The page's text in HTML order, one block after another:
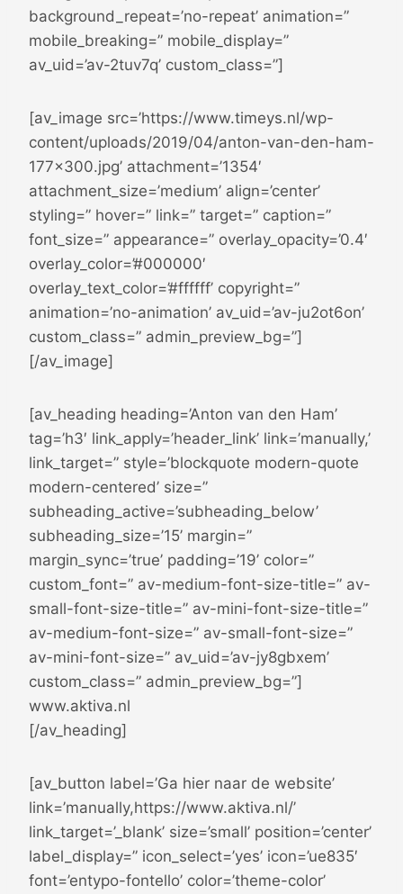
background_repeat=’no-repeat’ animation=”
mobile_breaking=” mobile_display=”
av_uid=’av-2tuv7q’ custom_class=”]
[av_image src=’https://www.timeys.nl/wp-
content/uploads/2019/04/anton-van-den-ham-
177×300.jpg’ attachment=’1354′
attachment_size=’medium’ align=’center’
styling=” hover=” link=” target=” caption=”
font_size=” appearance=” overlay_opacity=’0.4′
overlay_color=’#000000′
overlay_text_color=’#ffffff’ copyright=”
animation=’no-animation’ av_uid=’av-ju2ot6on’
custom_class=” admin_preview_bg=”]
[/av_image]
[av_heading heading=’Anton van den Ham’
tag=’h3′ link_apply=’header_link’ link=’manually,’
link_target=” style=’blockquote modern-quote
modern-centered’ size=”
subheading_active=’subheading_below’
subheading_size=’15’ margin=”
margin_sync=’true’ padding=’19’ color=”
custom_font=” av-medium-font-size-title=” av-
small-font-size-title=” av-mini-font-size-title=”
av-medium-font-size=” av-small-font-size=”
av-mini-font-size=” av_uid=’av-jy8gbxem’
custom_class=” admin_preview_bg=”]
www.aktiva.nl
[/av_heading]
[av_button label=’Ga hier naar de website’
link=’manually,https://www.aktiva.nl/’
link_target=’_blank’ size=’small’ position=’center’
label_display=” icon_select=’yes’ icon=’ue835′
font=’entypo-fontello’ color=’theme-color’